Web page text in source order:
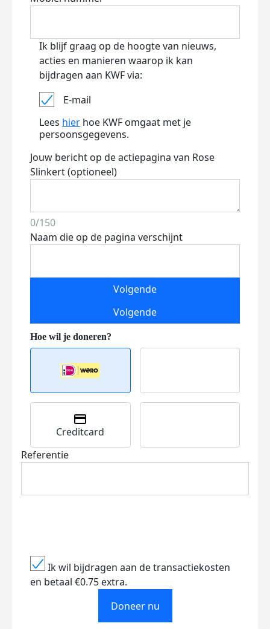
Ik blijf graag op de hoogte van nieuws,
acties en manieren waarop ik kan
bijdragen aan KWF via:
E-mail
Lees hier hoe KWF omgaat met je
persoonsgegevens.
Jouw bericht op de actiepagina van Rose
Slinkert (optioneel)
0/150
Naam die op de pagina verschijnt
Volgende
Volgende
Creditcard
Referentie
Ik wil bijdragen aan de transactiekosten
en betaal €0.75 extra.
Doneer nu